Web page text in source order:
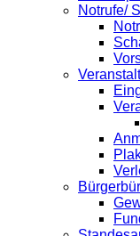
Notrufe/